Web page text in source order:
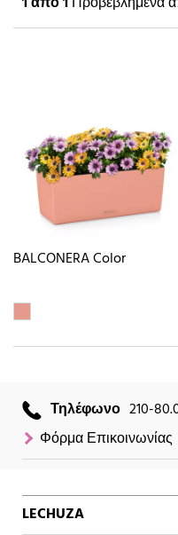
BALCONERA Color
Τηλέφωνο 210-
Φόρμα Επικοινωνίας
LECHUZA